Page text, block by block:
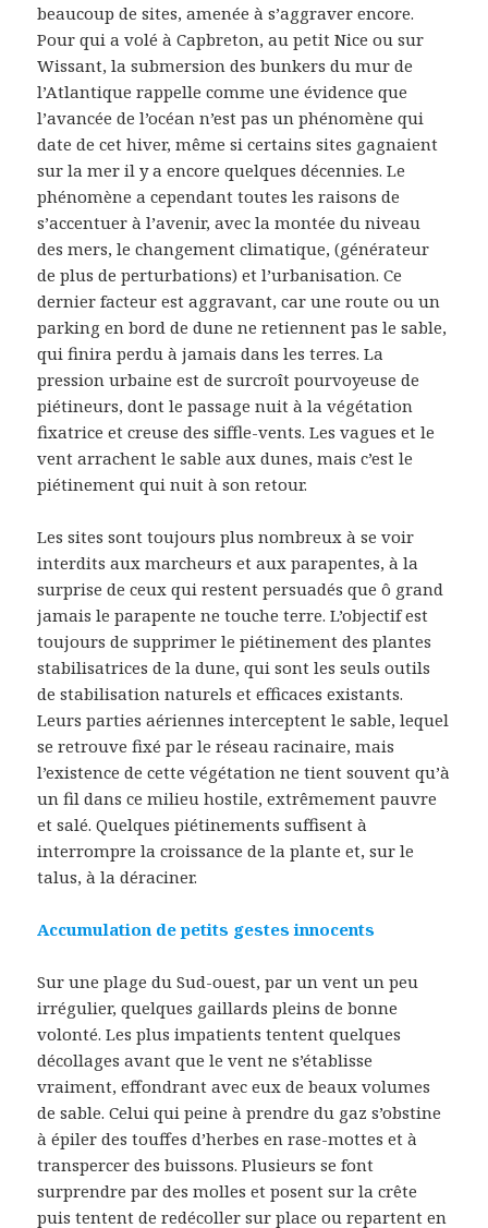
beaucoup de sites, amenée à s’aggraver encore.
Pour qui a volé à Capbreton, au petit Nice ou sur
Wissant, la submersion des bunkers du mur de
l’Atlantique rappelle comme une évidence que
l’avancée de l’océan n’est pas un phénomène qui
date de cet hiver, même si certains sites gagnaient
sur la mer il y a encore quelques décennies. Le
phénomène a cependant toutes les raisons de
s’accentuer à l’avenir, avec la montée du niveau
des mers, le changement climatique, (générateur
de plus de perturbations) et l’urbanisation. Ce
dernier facteur est aggravant, car une route ou un
parking en bord de dune ne retiennent pas le sable,
qui finira perdu à jamais dans les terres. La
pression urbaine est de surcroît pourvoyeuse de
piétineurs, dont le passage nuit à la végétation
fixatrice et creuse des siffle-vents. Les vagues et le
vent arrachent le sable aux dunes, mais c’est le
piétinement qui nuit à son retour.
Les sites sont toujours plus nombreux à se voir
interdits aux marcheurs et aux parapentes, à la
surprise de ceux qui restent persuadés que ô grand
jamais le parapente ne touche terre. L’objectif est
toujours de supprimer le piétinement des plantes
stabilisatrices de la dune, qui sont les seuls outils
de stabilisation naturels et efficaces existants.
Leurs parties aériennes interceptent le sable, lequel
se retrouve fixé par le réseau racinaire, mais
l’existence de cette végétation ne tient souvent qu’à
un fil dans ce milieu hostile, extrêmement pauvre
et salé. Quelques piétinements suffisent à
interrompre la croissance de la plante et, sur le
talus, à la déraciner.
Accumulation de petits gestes innocents
Sur une plage du Sud-ouest, par un vent un peu
irrégulier, quelques gaillards pleins de bonne
volonté. Les plus impatients tentent quelques
décollages avant que le vent ne s’établisse
vraiment, effondrant avec eux de beaux volumes
de sable. Celui qui peine à prendre du gaz s’obstine
à épiler des touffes d’herbes en rase-mottes et à
transpercer des buissons. Plusieurs se font
surprendre par des molles et posent sur la crête
puis tentent de redécoller sur place ou repartent en